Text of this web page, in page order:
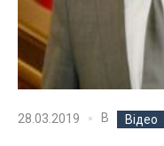
28.03.2019 В Відео